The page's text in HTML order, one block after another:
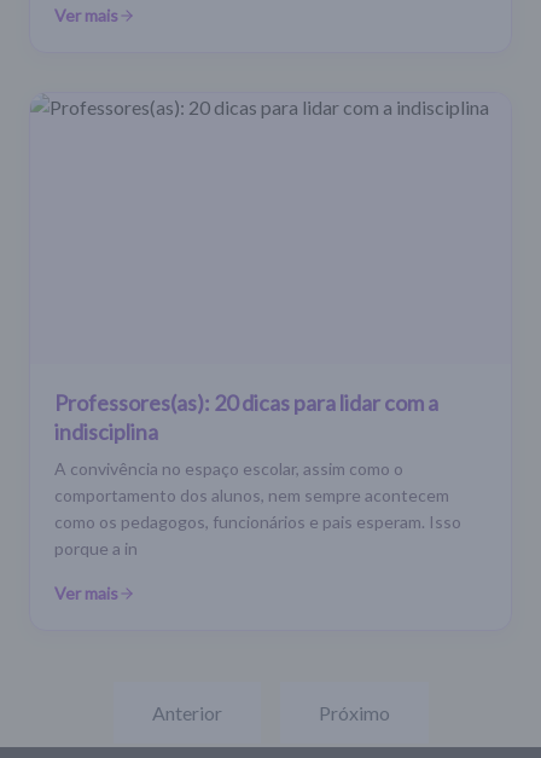
Ver mais
Professores(as): 20 dicas para lidar com a
indisciplina
A convivência no espaço escolar, assim como o
comportamento dos alunos, nem sempre acontecem
como os pedagogos, funcionários e pais esperam. Isso
porque a in
Ver mais
Anterior Próximo